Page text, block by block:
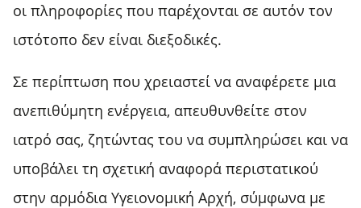
οι πληροφορίες που παρέχονται σε αυτόν τον
ιστότοπο δεν είναι διεξοδικές.
Σε περίπτωση που χρειαστεί να αναφέρετε μια
ανεπιθύμητη ενέργεια, απευθυνθείτε στον
ιατρό σας, ζητώντας του να συμπληρώσει και να
υποβάλει τη σχετική αναφορά περιστατικού
στην αρμόδια Υγειονομική Αρχή, σύμφωνα με